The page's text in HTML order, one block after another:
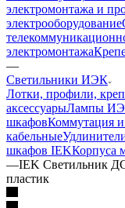
электромонтажа и
электрооборудование
электромонтажа
—
Светильники ИЭК
Лотки, профили,
аксессуарыЛампы
шкафовКоммутация
кабельные
шкафов IEKКорпуса
—IEK Светильник
пластик